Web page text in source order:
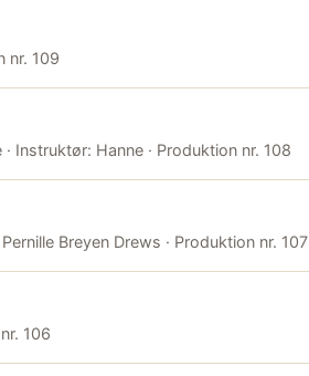
nr. 109
Instruktør: Hanne · Produktion nr. 108
Breyen Drews · Produktion nr. 107
106